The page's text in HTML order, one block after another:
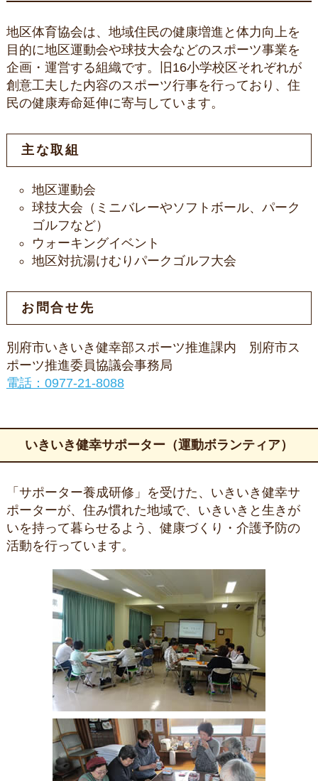
地区体育協会は、地域住民の健康増進と体力向上を
目的に地区運動会や球技大会などのスポーツ事業を
企画・運営する組織です。旧16小学校区それぞれが
創意工夫した内容のスポーツ行事を行っており、住
民の健康寿命延伸に寄与しています。
主な取組
地区運動会
球技大会（ミニバレーやソフトボール、パーク
ゴルフなど）
ウォーキングイベント
地区対抗湯けむりパークゴルフ大会
お問合せ先
別府市いきいき健幸部スポーツ推進課内 別府市ス
ポーツ推進委員協議会事務局
電話：0977-21-8088
いきいき健幸サポーター（運動ボランティア）
「サポーター養成研修」を受けた、いきいき健幸サ
ポーターが、住み慣れた地域で、いきいきと生きが
いを持って暮らせるよう、健康づくり・介護予防の
活動を行っています。